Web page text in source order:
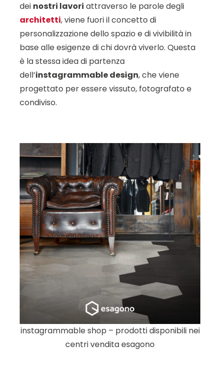
dei nostri lavori attraverso le parole degli
architetti, viene fuori il concetto di
personalizzazione dello spazio e di vivibilità in
base alle esigenze di chi dovrà viverlo. Questa
è la stessa idea di partenza
dell’instagrammable design, che viene
progettato per essere vissuto, fotografato e
condiviso.
instagrammable shop – prodotti disponibili nei
centri vendita esagono